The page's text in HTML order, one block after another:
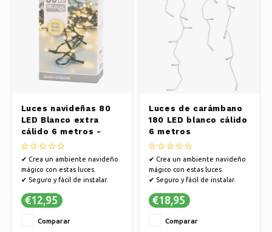
Luces navideñas 80
LED Blanco extra
cálido 6 metros -
Interior y exterior
✔ Crea un ambiente navideño
mágico con estas luces.
✔ Seguro y fácil de instalar.
cualquier estancia.
€12,95
Comparar
Luces de carámbano
180 LED blanco cálido
6 metros
✔ Crea un ambiente navideño
mágico con estas luces.
✔ Seguro y fácil de instalar.
cualquier estancia.
€18,95
Comparar